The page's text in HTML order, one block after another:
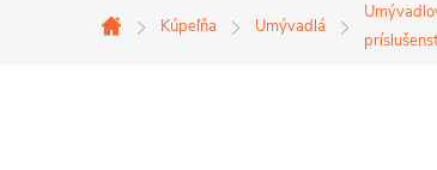
Domov
Kúpeľňa Umývadlá